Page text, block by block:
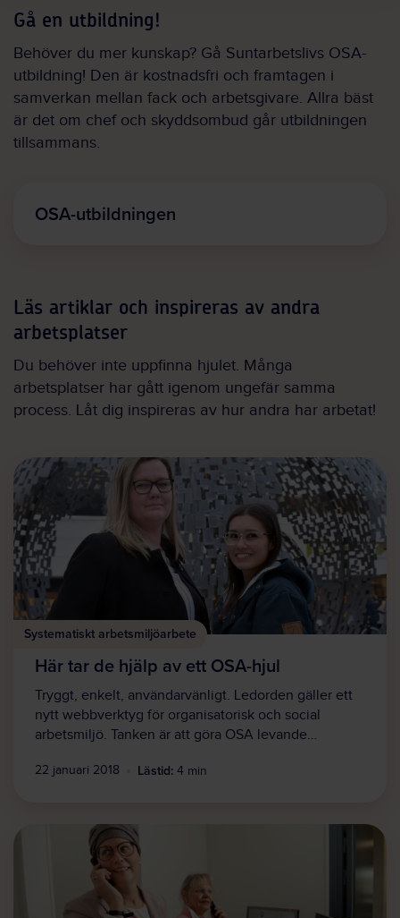
Gå en utbildning!
Behöver du mer kunskap? Gå Suntarbetslivs OSA-
utbildning! Den är kostnadsfri och framtagen i
samverkan mellan fack och arbetsgivare. Allra bäst
är det om chef och skyddsombud går utbildningen
tillsammans.
OSA-utbildningen
Läs artiklar och inspireras av andra
arbetsplatser
Du behöver inte uppfinna hjulet. Många
arbetsplatser har gått igenom ungefär samma
process. Låt dig inspireras av hur andra har arbetat!
Systematiskt arbetsmiljöarbete
Här tar de hjälp av ett OSA-hjul
Tryggt, enkelt, användarvänligt. Ledorden gäller ett
nytt webbverktyg för organisatorisk och social
arbetsmiljö. Tanken är att göra OSA levande…
22 januari 2018 Lästid: 4 min